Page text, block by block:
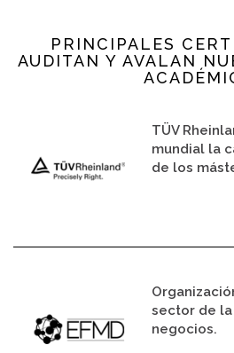
PRINCIPALES
AUDITAN Y AVALAN
TÜV
mundial la
de los
sector de
negocios.